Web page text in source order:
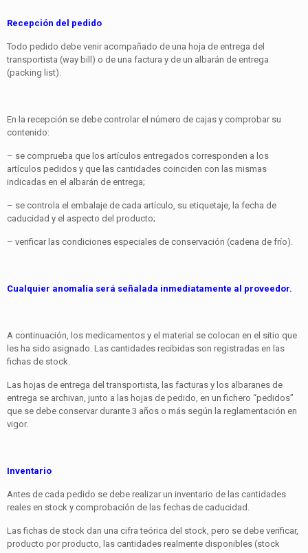
Recepción del pedido
Todo pedido debe venir acompañado de una hoja de entrega del
transportista (way bill) o de una factura y de un albarán de entrega
(packing list).
En la recepción se debe controlar el número de cajas y comprobar su
contenido:
– se comprueba que los artículos entregados corresponden a los
artículos pedidos y que las cantidades coinciden con las mismas
indicadas en el albarán de entrega;
– se controla el embalaje de cada artículo, su etiquetaje, la fecha de
caducidad y el aspecto del producto;
– verificar las condiciones especiales de conservación (cadena de frío).
Cualquier anomalía será señalada inmediatamente al proveedor.
A continuación, los medicamentos y el material se colocan en el sitio que
les ha sido asignado. Las cantidades recibidas son registradas en las
fichas de stock.
Las hojas de entrega del transportista, las facturas y los albaranes de
entrega se archivan, junto a las hojas de pedido, en un fichero “pedidos”
que se debe conservar durante 3 años o más según la reglamentación en
vigor.
Inventario
Antes de cada pedido se debe realizar un inventario de las cantidades
reales en stock y comprobación de las fechas de caducidad.
Las fichas de stock dan una cifra teórica del stock, pero se debe verificar,
producto por producto, las cantidades realmente disponibles (stock